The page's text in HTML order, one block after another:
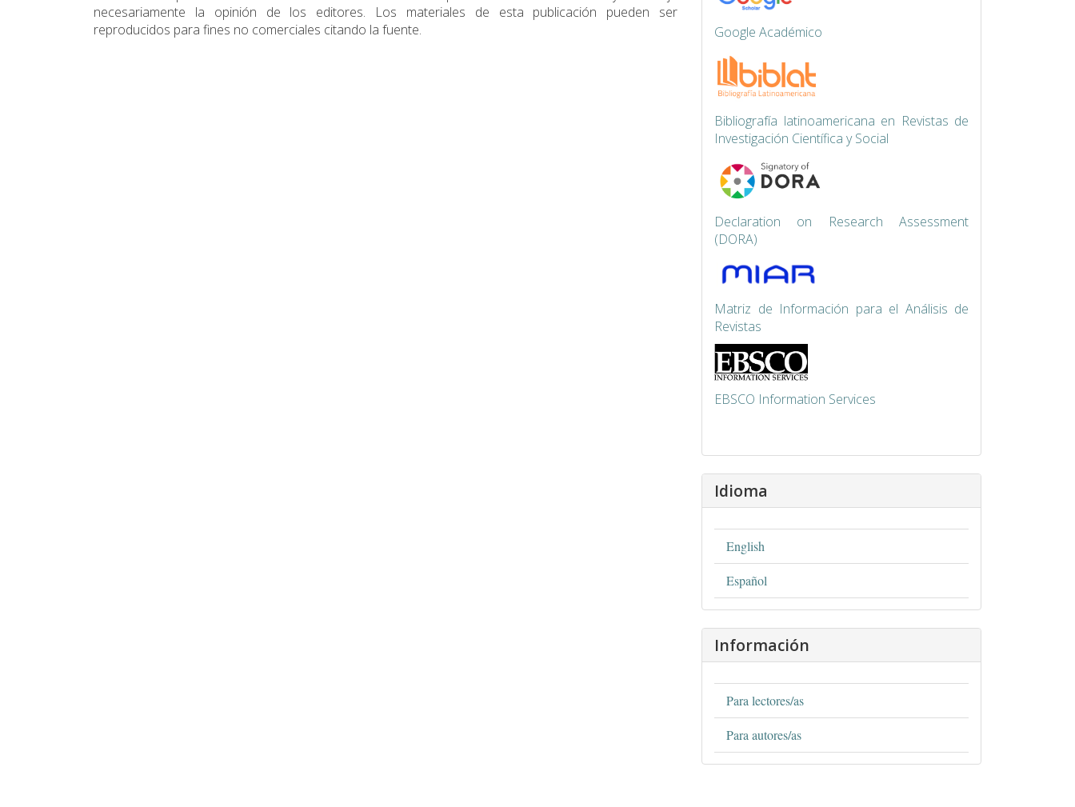
necesariamente la opinión de los editores. Los materiales de esta publicación pueden ser
reproducidos para fines no comerciales citando la fuente.
Google Académico
Bibliografía latinoamericana en Revistas de
Investigación Científica y Social
Declaration on Research Assessment
(DORA)
Matriz de Información para el Análisis de
Revistas
EBSCO Information Services
Idioma
English
Español
Información
Para lectores/as
Para autores/as